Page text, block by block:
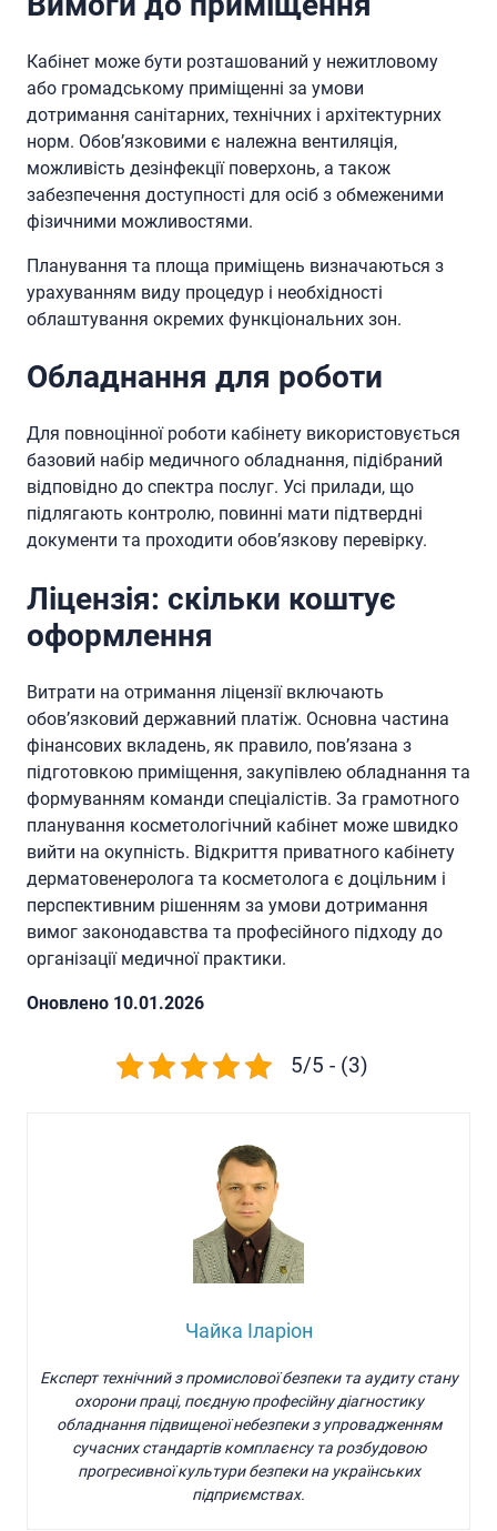
Кабінет може бути розташований у нежитловому
або громадському приміщенні за умови
дотримання санітарних, технічних і архітектурних
норм. Обов’язковими є належна вентиляція,
можливість дезінфекції поверхонь, а також
забезпечення доступності для осіб з обмеженими
фізичними можливостями.
Планування та площа приміщень визначаються з
урахуванням виду процедур і необхідності
облаштування окремих функціональних зон.
Обладнання для роботи
Для повноцінної роботи кабінету використовується
базовий набір медичного обладнання, підібраний
відповідно до спектра послуг. Усі прилади, що
підлягають контролю, повинні мати підтвердні
документи та проходити обов’язкову перевірку.
Ліцензія: скільки коштує
оформлення
Витрати на отримання ліцензії включають
обов’язковий державний платіж. Основна частина
фінансових вкладень, як правило, пов’язана з
підготовкою приміщення, закупівлею обладнання та
формуванням команди спеціалістів. За грамотного
планування косметологічний кабінет може швидко
вийти на окупність. Відкриття приватного кабінету
дерматовенеролога та косметолога є доцільним і
перспективним рішенням за умови дотримання
вимог законодавства та професійного підходу до
організації медичної практики.
Oновлено 10.01.2026
5/5 - (3)
Чайка Іларіон
Експерт технічний з промислової безпеки та аудиту стану
охорони праці, поєдную професійну діагностику
обладнання підвищеної небезпеки з упровадженням
сучасних стандартів комплаєнсу та розбудовою
прогресивної культури безпеки на українських
підприємствах.